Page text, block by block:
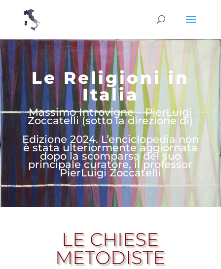
Le Religioni in
Italia
Massimo Introvigne – PierLuigi
Zoccatelli (sotto la direzione di)
Edizione 2024. L’enciclopedia non
è stata ulteriormente aggiornata
dopo la scomparsa del suo
principale curatore, il professor
PierLuigi Zoccatelli
LE CHIESE
METODISTE